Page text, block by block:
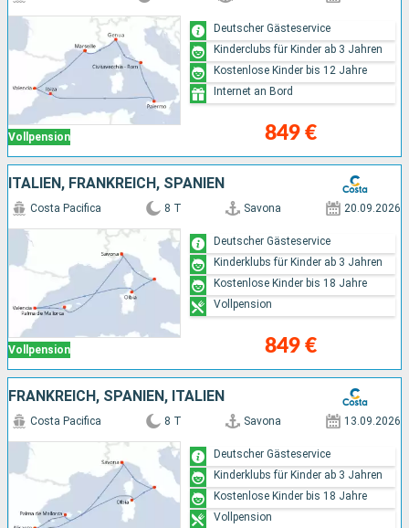
Vollpension 849 €
Deutscher Gästeservice
Kinderclubs für Kinder ab 3 Jahren
Kostenlose Kinder bis 12 Jahre
Internet an Bord
ITALIEN, FRANKREICH, SPANIEN
Vollpension
Costa Pacifica 8 T Savona 20.09.2026
849 €
Deutscher Gästeservice
Kinderklubs für Kinder ab 3 Jahren
Kostenlose Kinder bis 18 Jahre
Vollpension
FRANKREICH, SPANIEN, ITALIEN
Costa Pacifica 8 T Savona 13.09.2026
Deutscher Gästeservice
Kinderklubs für Kinder ab 3 Jahren
Kostenlose Kinder bis 18 Jahre
Vollpension